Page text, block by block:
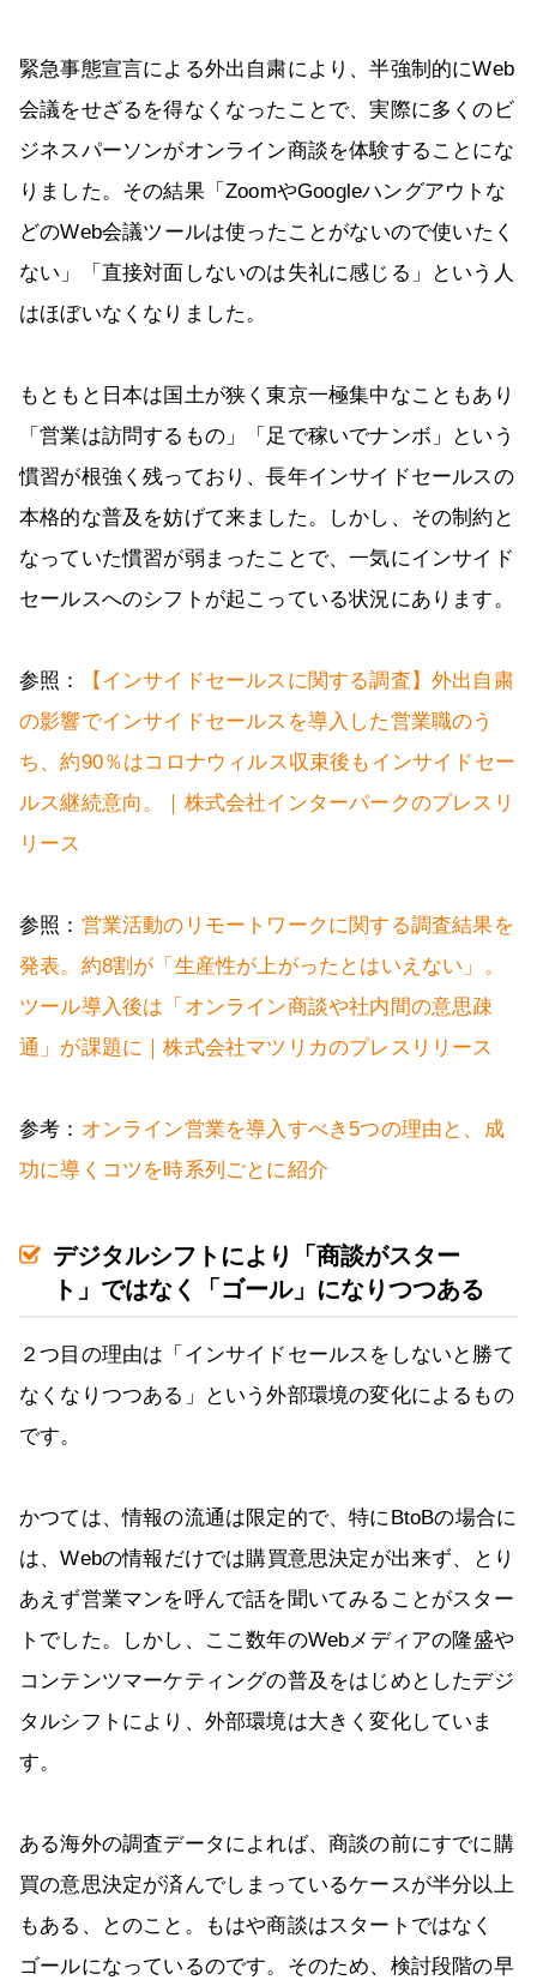
緊急事態宣言による外出自粛により、半強制的にWeb
会議をせざるを得なくなったことで、実際に多くのビ
ジネスパーソンがオンライン商談を体験することにな
りました。その結果「ZoomやGoogleハングアウトな
どのWeb会議ツールは使ったことがないので使いたく
ない」「直接対面しないのは失礼に感じる」という人
はほぼいなくなりました。
もともと日本は国土が狭く東京一極集中なこともあり
「営業は訪問するもの」「足で稼いでナンボ」という
慣習が根強く残っており、長年インサイドセールスの
本格的な普及を妨げて来ました。しかし、その制約と
なっていた慣習が弱まったことで、一気にインサイド
セールスへのシフトが起こっている状況にあります。
参照：
【インサイドセールスに関する調査】外出自粛
の影響でインサイドセールスを導入した営業職のう
ち、約90％はコロナウィルス収束後もインサイドセー
ルス継続意向。｜株式会社インターパークのプレスリ
リース
参照： 営業活動のリモートワークに関する調査結果を
発表。約8割が「生産性が上がったとはいえない」。
ツール導入後は「オンライン商談や社内間の意思疎
通」が課題に｜株式会社マツリカのプレスリリース
参考： オンライン営業を導入すべき5つの理由と、成
功に導くコツを時系列ごとに紹介
デジタルシフトにより「商談がスター
ト」ではなく「ゴール」になりつつある
２つ目の理由は「インサイドセールスをしないと勝て
なくなりつつある」という外部環境の変化によるもの
です。
かつては、情報の流通は限定的で、特にBtoBの場合に
は、Webの情報だけでは購買意思決定が出来ず、とり
あえず営業マンを呼んで話を聞いてみることがスター
トでした。しかし、ここ数年のWebメディアの隆盛や
コンテンツマーケティングの普及をはじめとしたデジ
タルシフトにより、外部環境は大きく変化していま
す。
ある海外の調査データによれば、商談の前にすでに購
買の意思決定が済んでしまっているケースが半分以上
もある、とのこと。もはや商談はスタートではなく
ゴールになっているのです。そのため、検討段階の早